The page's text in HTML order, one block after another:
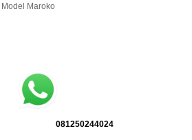
Maroko
: 081250244024